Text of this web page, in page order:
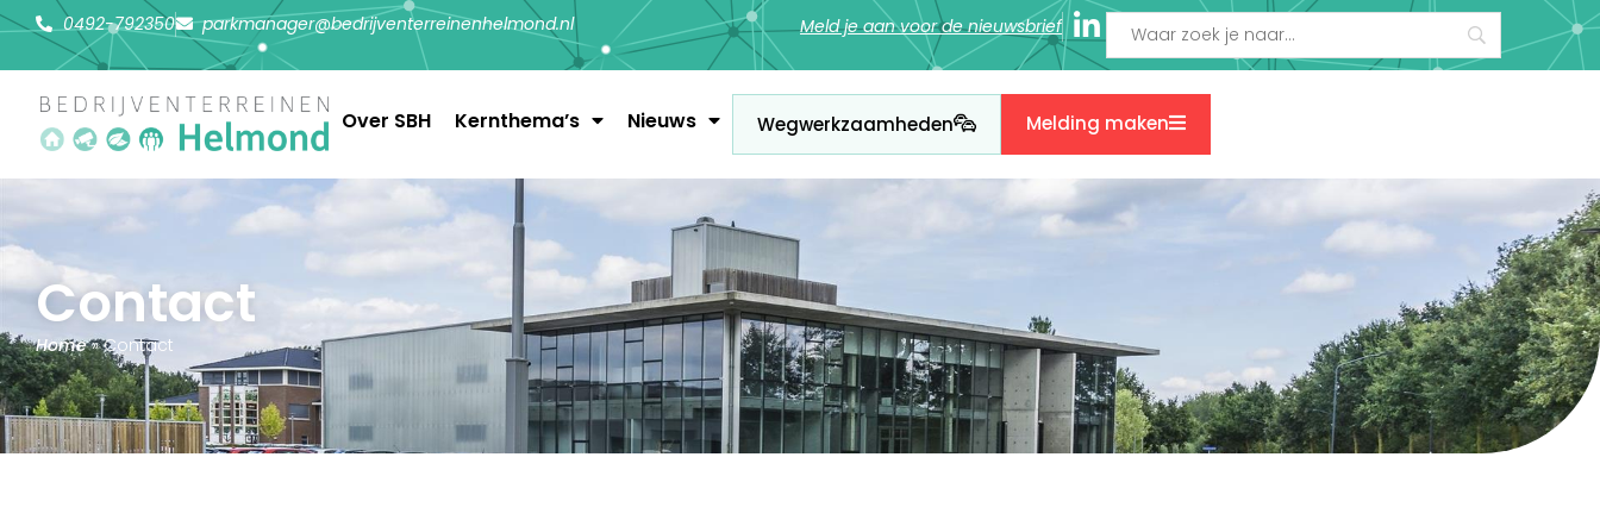
0492-792350 parkmanager@bedrijventerreinenhelmond.nl Meld je aan voor de nieuwsbrief
Over SBH Kernthema’s Nieuws Wegwerkzaamheden Melding maken
Contact
Home»Contact